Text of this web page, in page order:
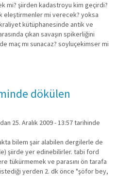
mi? şiirden kadastroyu kim geçirdi?
eleştirmenler mi verecek? yoksa
kütüphanesinde antik ve
çıkan savaşın spikerliğini
maç mı sunacaz? soyluçekimser mi
dökülen
25. Aralık 2009 - 13:57 tarihinde
bilem şair alabilen dergilerle de
şiirde yer edinebilirler. tabi ford
tükürmemek ve parasını ön tarafa
yerden 2. dk önce "şöfor bey,